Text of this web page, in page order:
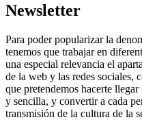
Newsletter
Para poder popularizar la
tenemos que trabajar en
una especial relevancia el
de la web y las redes sociales,
que pretendemos hacerte
y sencilla, y convertir a cada
transmisión de la cultura de la